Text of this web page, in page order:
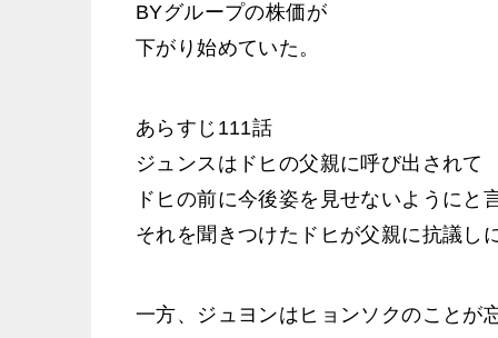
BYグループの株価が
下がり始めていた。
あらすじ111話
ジュンスはドヒの父親に呼び出されて
ドヒの前に今後姿を見せないようにと
それを聞きつけたドヒが父親に抗議し
一方、ジュヨンはヒョンソクのことが